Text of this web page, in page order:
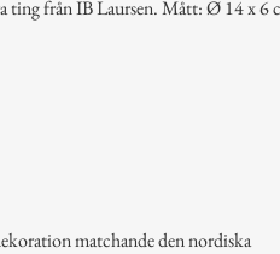
ting från IB Laursen. Mått: Ø 14 x 6
matchande den nordiska